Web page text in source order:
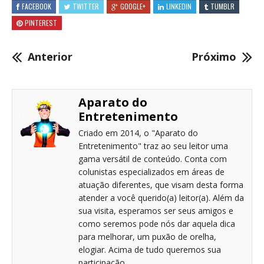
FACEBOOK TWITTER GOOGLE+ LINKEDIN
TUMBLR
PINTEREST
Anterior Próximo
Aparato do
Entretenimento
Criado em 2014, o "Aparato do
Entretenimento" traz ao seu leitor uma
gama versátil de conteúdo. Conta com
colunistas especializados em áreas de
atuação diferentes, que visam desta forma
atender a você querido(a) leitor(a). Além da
sua visita, esperamos ser seus amigos e
como seremos pode nós dar aquela dica
para melhorar, um puxão de orelha,
elogiar. Acima de tudo queremos sua